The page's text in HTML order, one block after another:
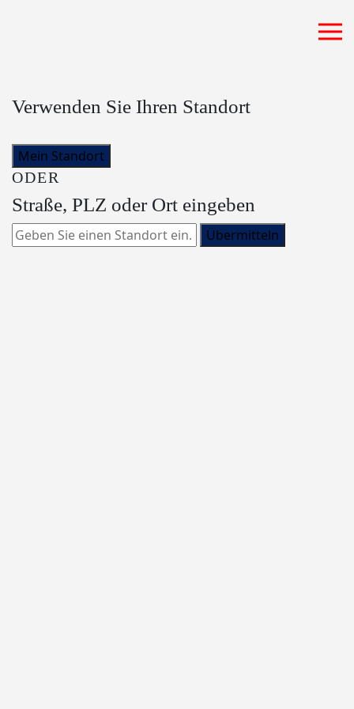
Verwenden Sie Ihren Standort
Mein Standort
ODER
Straße, PLZ oder Ort eingeben
Übermitteln